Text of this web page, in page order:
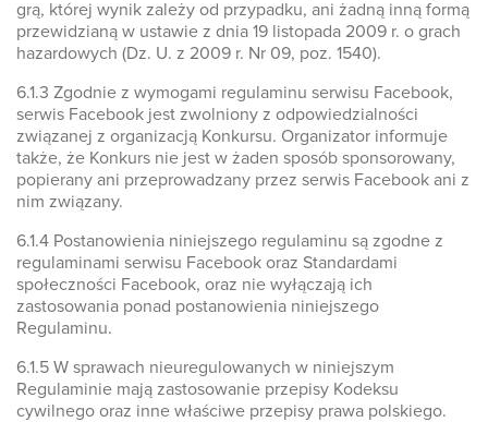
grą, której wynik zależy od przypadku, ani żadną inną formą
przewidzianą w ustawie z dnia 19 listopada 2009 r. o grach
hazardowych (Dz. U. z 2009 r. Nr 09, poz. 1540).
6.1.3 Zgodnie z wymogami regulaminu serwisu Facebook,
serwis Facebook jest zwolniony z odpowiedzialności
związanej z organizacją Konkursu. Organizator informuje
także, że Konkurs nie jest w żaden sposób sponsorowany,
popierany ani przeprowadzany przez serwis Facebook ani z
nim związany.
6.1.4 Postanowienia niniejszego regulaminu są zgodne z
regulaminami serwisu Facebook oraz Standardami
społeczności Facebook, oraz nie wyłączają ich
zastosowania ponad postanowienia niniejszego
Regulaminu.
6.1.5 W sprawach nieuregulowanych w niniejszym
Regulaminie mają zastosowanie przepisy Kodeksu
cywilnego oraz inne właściwe przepisy prawa polskiego.